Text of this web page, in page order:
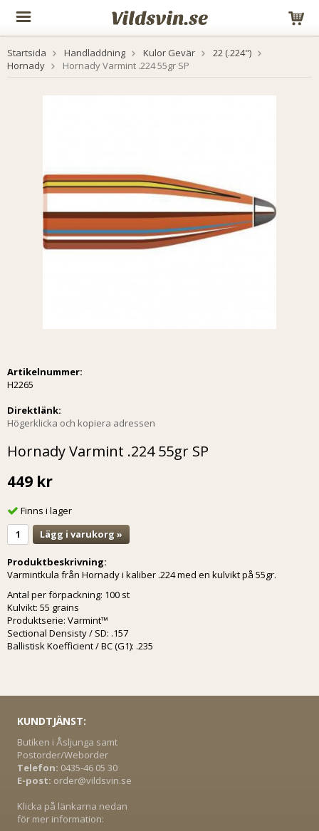
Startsida Handladdning Kulor Gevär
22 (.224")
Hornady
Hornady Varmint .224 55gr SP
Artikelnummer:
H2265
Direktlänk:
Högerklicka och kopiera adressen
Hornady Varmint .224 55gr SP
449 kr
Finns i lager
Lägg i varukorg »
Produktbeskrivning:
Varmintkula från Hornady i kaliber .224 med en kulvikt på 55gr.
Antal per förpackning: 100 st
Kulvikt: 55 grains
Produktserie: Varmint™
Sectional Densisty / SD: .157
Ballistisk Koefficient / BC (G1): .235
KUNDTJÄNST:
Butiken i Åsljunga samt
Postorder/Weborder
Telefon: 0435-46 05 30
E-post: order@vildsvin.se
Klicka på länkarna nedan
för mer information: